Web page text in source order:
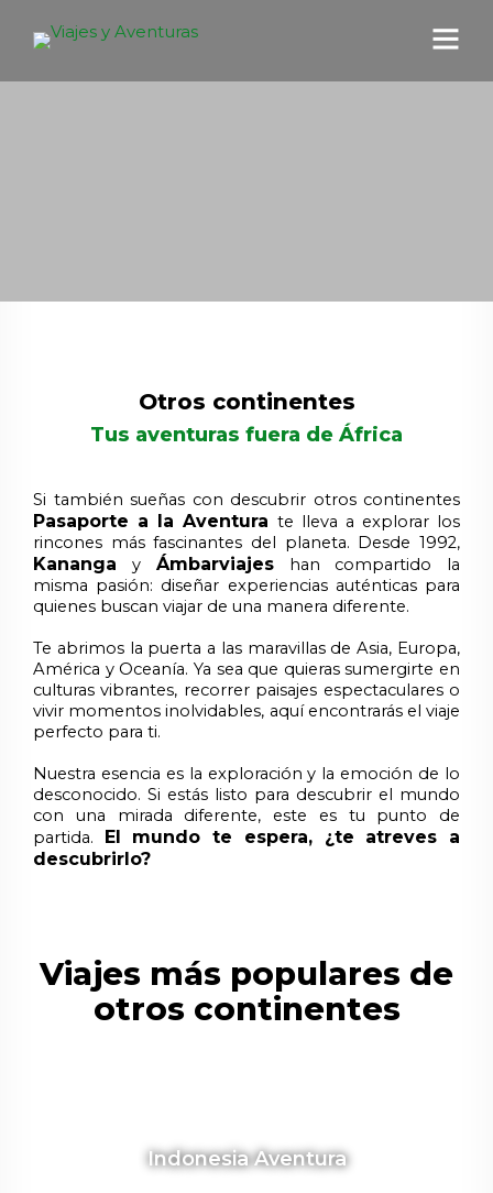
Otros continentes
Tus aventuras fuera de África
Si también sueñas con descubrir otros continentes
Pasaporte a la Aventura te lleva a explorar los
rincones más fascinantes del planeta. Desde 1992,
Kananga yÁmbarviajes han compartido la
misma pasión: diseñar experiencias auténticas para
quienes buscan viajar de una manera diferente.
Te abrimos la puerta a las maravillas de Asia, Europa,
América y Oceanía. Ya sea que quieras sumergirte en
culturas vibrantes, recorrer paisajes espectaculares o
vivir momentos inolvidables, aquí encontrarás el viaje
perfecto para ti.
Nuestra esencia es la exploración y la emoción de lo
desconocido. Si estás listo para descubrir el mundo
con una mirada diferente, este es tu punto de
partida.
El mundo te espera, ¿te atreves a
descubrirlo?
Viajes más populares de
otros continentes
Indonesia Aventura